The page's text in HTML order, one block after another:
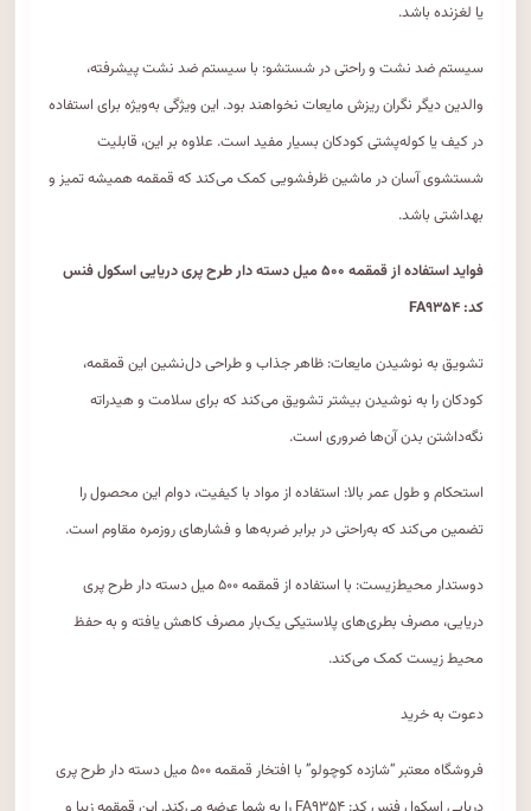
یا لغزنده باشد.
سیستم ضد نشت و راحتی در شستشو: با سیستم ضد نشت پیشرفته،
والدین دیگر نگران ریزش مایعات نخواهند بود. این ویژگی به‌ویژه برای استفاده
در کیف یا کوله‌پشتی کودکان بسیار مفید است. علاوه بر این، قابلیت
شستشوی آسان در ماشین ظرفشویی کمک می‌کند که قمقمه همیشه تمیز و
بهداشتی باشد.
فواید استفاده از قمقمه ۵۰۰ میل دسته دار طرح پری دریایی اسکول فنس
کد: FA۹۳۵۴
تشویق به نوشیدن مایعات: ظاهر جذاب و طراحی دل‌نشین این قمقمه،
کودکان را به نوشیدن بیشتر تشویق می‌کند که برای سلامت و هیدراته
نگه‌داشتن بدن آن‌ها ضروری است.
استحکام و طول عمر بالا: استفاده از مواد با کیفیت، دوام این محصول را
تضمین می‌کند که به‌راحتی در برابر ضربه‌ها و فشارهای روزمره مقاوم است.
دوستدار محیط‌زیست: با استفاده از قمقمه ۵۰۰ میل دسته دار طرح پری
دریایی، مصرف بطری‌های پلاستیکی یک‌بار مصرف کاهش یافته و به حفظ
محیط زیست کمک می‌کند.
دعوت به خرید
فروشگاه معتبر “شازده کوچولو” با افتخار قمقمه ۵۰۰ میل دسته دار طرح پری